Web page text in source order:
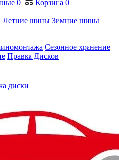
0 Корзина 0
Летние шины Зимние шины
Сезонное хранение
Правка Дисков
диски